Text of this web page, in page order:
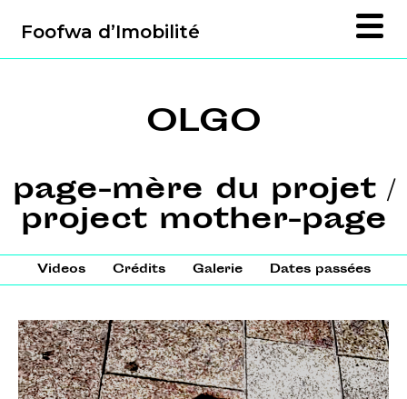
Foofwa d’Imobilité
OLGO
page-mère du projet /
project mother-page
Videos Crédits Galerie Dates passées